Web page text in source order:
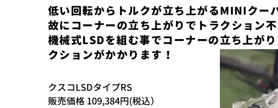
低い回転からトルクが立ち上がるMINIクー
故にコーナーの立ち上がりでトラクション
機械式LSDを組む事でコーナーの立ち上が
クションがかかります！
クスコLSDタイプRS
販売価格 109,384円(税込）